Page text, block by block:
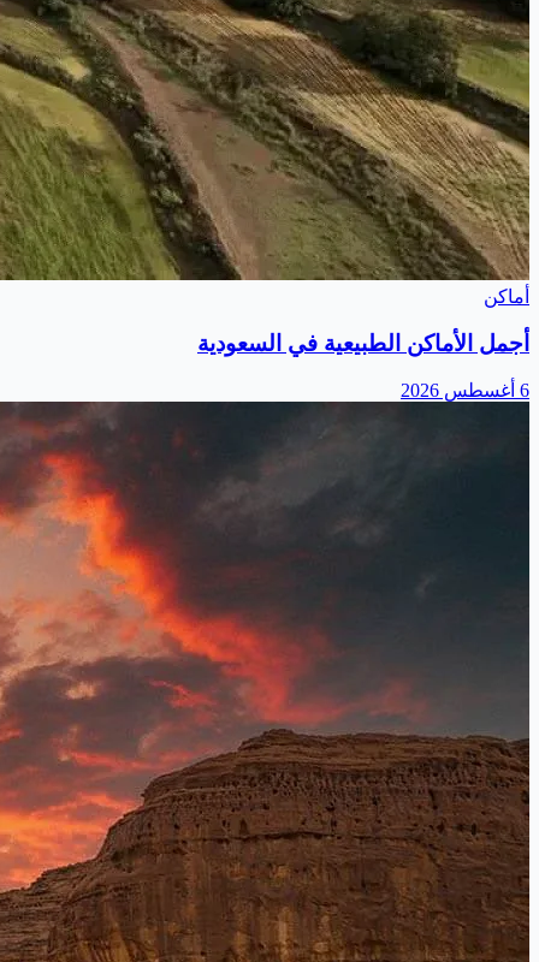
أماكن
أجمل الأماكن الطبيعية في السعودية
6 أغسطس 2026